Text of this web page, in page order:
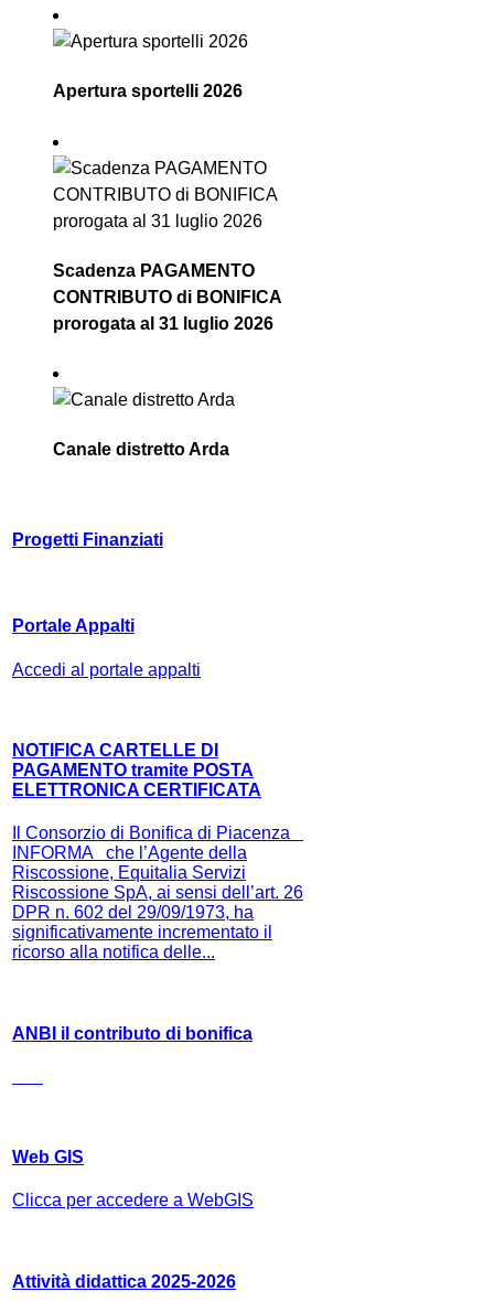
Apertura sportelli 2026
Scadenza PAGAMENTO
CONTRIBUTO di BONIFICA
prorogata al 31 luglio 2026
Canale distretto Arda
Progetti Finanziati
Portale Appalti
Accedi al portale appalti
NOTIFICA CARTELLE DI
PAGAMENTO tramite POSTA
ELETTRONICA CERTIFICATA
Il Consorzio di Bonifica di Piacenza
INFORMA che l’Agente della
Riscossione, Equitalia Servizi
Riscossione SpA, ai sensi dell’art. 26
DPR n. 602 del 29/09/1973, ha
significativamente incrementato il
ricorso alla notifica delle...
ANBI il contributo di bonifica
Web GIS
Clicca per accedere a WebGIS
Attività didattica 2025-2026